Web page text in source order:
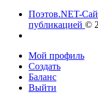
Поэтов.NET-
публикацией ©
Мой профиль
Создать
Баланс
Выйти